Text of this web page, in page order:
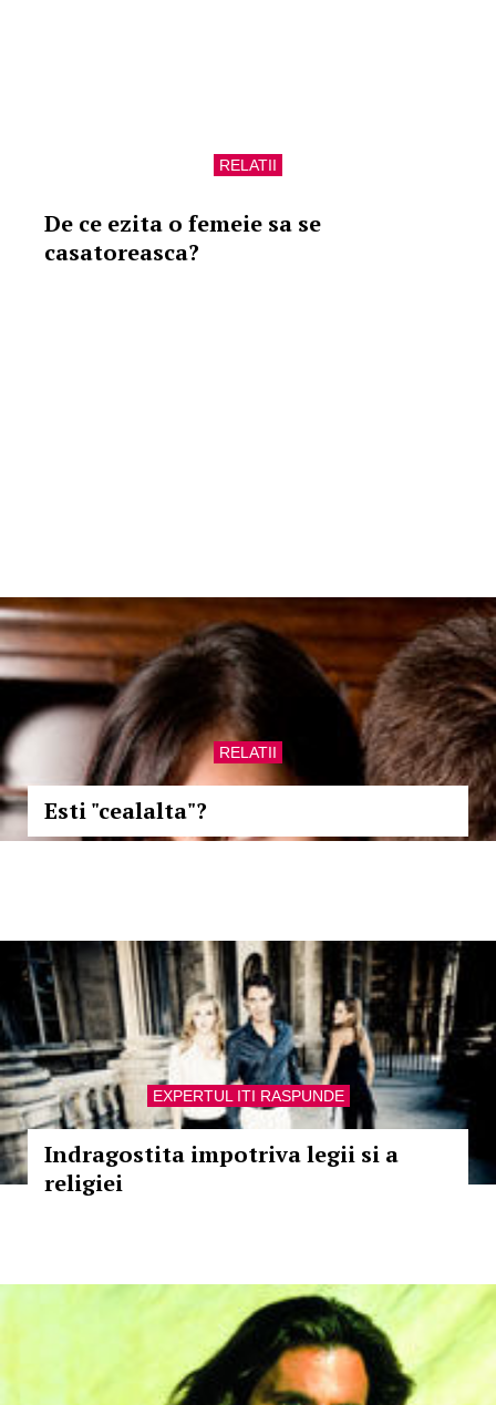
RELATII
De ce ezita o femeie sa se
casatoreasca?
RELATII
Esti "cealalta"?
EXPERTUL ITI RASPUNDE
Indragostita impotriva legii si a
religiei